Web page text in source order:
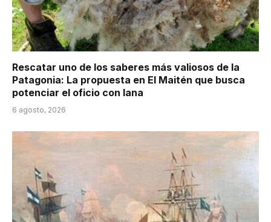
Rescatar uno de los saberes más valiosos de la
Patagonia: La propuesta en El Maitén que busca
potenciar el oficio con lana
6 agosto, 2026